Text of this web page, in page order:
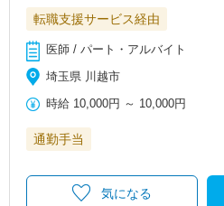
転職支援サービス経由
医師 / パート・アルバイト
埼玉県 川越市
時給 10,000円 ～ 10,000円
通勤手当
気になる